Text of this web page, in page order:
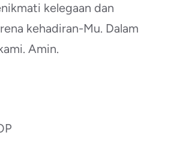
kelegaan dan
kehadiran-Mu. Dalam
Amin.